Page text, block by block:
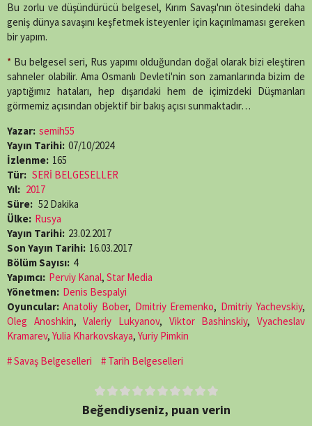
Bu zorlu ve düşündürücü belgesel, Kırım Savaşı'nın ötesindeki daha
geniş dünya savaşını keşfetmek isteyenler için kaçırılmaması gereken
bir yapım.
* Bu belgesel seri, Rus yapımı olduğundan doğal olarak bizi eleştiren
sahneler olabilir. Ama Osmanlı Devleti'nin son zamanlarında bizim de
yaptığımız hataları, hep dışarıdaki hem de içimizdeki Düşmanları
görmemiz açısından objektif bir bakış açısı sunmaktadır…
Yazar: semih55
Yayın Tarihi: 07/10/2024
İzlenme: 165
Tür: SERİ BELGESELLER
Yıl: 2017
Süre: 52 Dakika
Ülke: Rusya
Yayın Tarihi: 23.02.2017
Son Yayın Tarihi: 16.03.2017
Bölüm Sayısı: 4
Yapımcı: Perviy Kanal, Star Media
Yönetmen: Denis Bespalyi
Oyuncular: Anatoliy Bober, Dmitriy Eremenko, Dmitriy Yachevskiy,
Oleg Anoshkin,Valeriy Lukyanov, Viktor Bashinskiy,Vyacheslav
Kramarev, Yulia Kharkovskaya, Yuriy Pimkin
Savaş Belgeselleri
Tarih Belgeselleri
Beğendiyseniz, puan verin